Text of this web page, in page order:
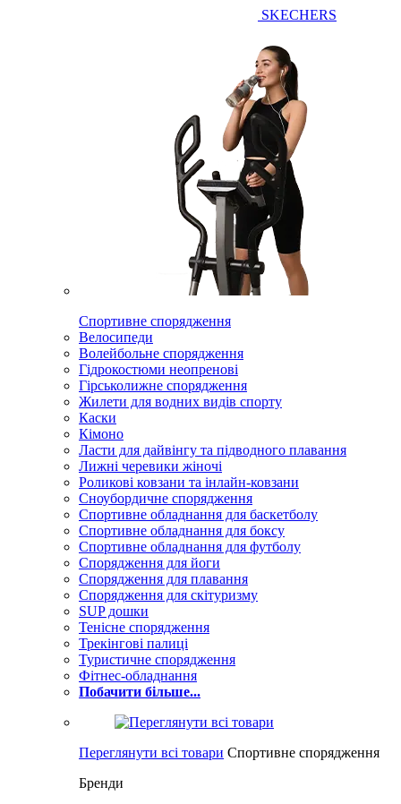
SKECHERS
Спортивне спорядження
Велосипеди
Волейбольне спорядження
Гідрокостюми неопренові
Гірськолижне спорядження
Жилети для водних видів спорту
Каски
Кімоно
Ласти для дайвінгу та підводного плавання
Лижні черевики жіночі
Роликові ковзани та інлайн-ковзани
Сноубордичне спорядження
Спортивне обладнання для баскетболу
Спортивне обладнання для боксу
Спортивне обладнання для футболу
Спорядження для йоги
Спорядження для плавання
Спорядження для скітуризму
SUP дошки
Тенісне спорядження
Трекінгові палиці
Туристичне спорядження
Фітнес-обладнання
Побачити більше...
Переглянути всі товари Спортивне спорядження
Бренди